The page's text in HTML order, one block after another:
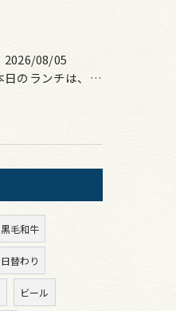
2026/08/05
本日のランチは、ロース豚カツ梅はさみ！
黒毛和牛
日替わり
ビール